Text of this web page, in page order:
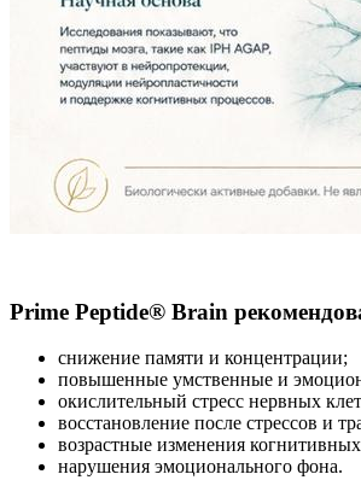
Prime Peptide® Brain
снижение памяти и концентрации;
повышенные умственные и
окислительный стресс нервных
восстановление после стрессов и
возрастные изменения
нарушения эмоционального фона.